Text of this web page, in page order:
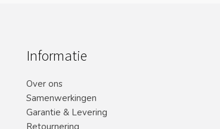
Informatie
Over ons
Samenwerkingen
Garantie & Levering